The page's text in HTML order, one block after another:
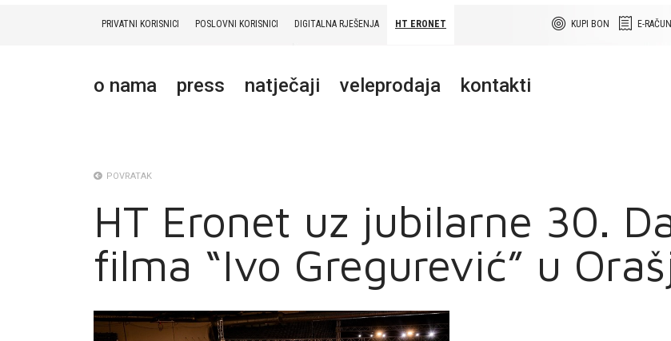
E-RAČUN
KUPI BON
PRIVATNI KORISNICI POSLOVNI KORISNICI DIGITALNA RJEŠENJA HT ERONET
o nama press natječaji veleprodaja kontakti
POVRATAK
HT Eronet uz jubilarne 30.
filma “Ivo Gregurević” u